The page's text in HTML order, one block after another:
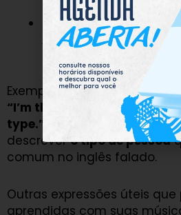
reforça a
Utilize flashcards→
Ankiajudam a revisar
forma espaçada.
Exemplo prático: Na música
“I’m that bad type, make
type.”
Aqui, a palavra“type”
descrevero tipo de pessoa
comum no inglês falado.
Outras expressões úteis
aprendidas com suas